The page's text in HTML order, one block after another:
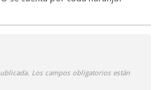
Los campos obligatorios están